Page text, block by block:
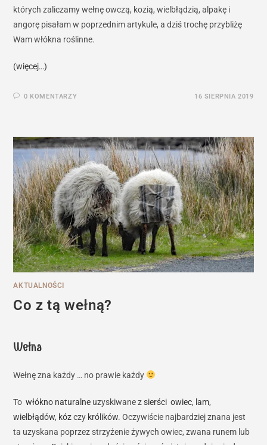
których zaliczamy wełnę owczą, kozią, wielbłądzią, alpakę i
angorę pisałam w poprzednim artykule, a dziś trochę przybliżę
Wam włókna roślinne.
(więcej…)
0 KOMENTARZY 16 SIERPNIA 2019
AKTUALNOŚCI
Co z tą wełną?
Wełna
Wełnę zna każdy … no prawie każdy
Towłókno naturalne uzyskiwane zsierści owiec, lam,
wielbłądów, kózczy królików. Oczywiście najbardziej znana jest
ta uzyskana poprzez strzyżenie żywych owiec, zwana runem lub